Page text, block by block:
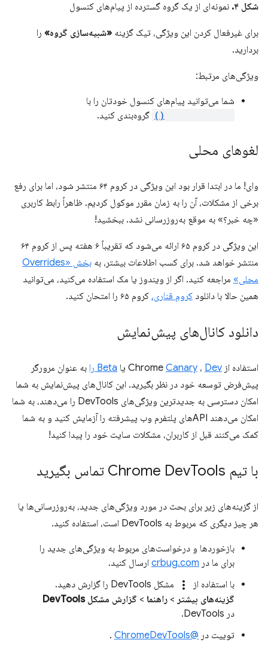
شکل ۴. نمونه‌ای از یک گروه گسترده از پیام‌های کنسول
برای غیرفعال کردن این ویژگی، تیک گزینه «شبیه‌سازی گروه» را
بردارید.
ویژگی‌های مرتبط:
شما می‌توانید پیام‌های کنسول خودتان را با
گروه‌بندی کنید.
لغوهای محلی
وای! ما در ابتدا قرار بود این ویژگی در کروم ۶۴ منتشر شود، اما برای رفع
برخی از مشکلات، آن را به زمان مقرر موکول کردیم. ظاهراً رابط کاربری
«چه خبر؟» به موقع به‌روزرسانی نشد. ببخشید!
این ویژگی در کروم ۶۵ ارائه می‌شود که تقریباً ۶ هفته پس از کروم ۶۴
منتشر خواهد شد. برای کسب اطلاعات بیشتر، به
بخش «Overrides
محلی» مراجعه کنید. اگر از ویندوز یا مک استفاده می‌کنید، می‌توانید
همین حالا با دانلود کروم قناری، کروم ۶۵ را امتحان کنید.
دانلود کانال‌های پیش‌نمایش
استفاده از Chrome Canary ، Dev یا Beta را
به عنوان مرورگر
پیش‌فرض توسعه خود در نظر بگیرید. این کانال‌های پیش‌نمایش به شما
امکان دسترسی به جدیدترین ویژگی‌های DevTools را می‌دهند، به شما
امکان می‌دهند APIهای پلتفرم وب پیشرفته را آزمایش کنید و به شما
کمک می‌کنند قبل از کاربران، مشکلات سایت خود را پیدا کنید!
با تیم Chrome Dev Tools تماس بگیرید
از گزینه‌های زیر برای بحث در مورد ویژگی‌های جدید، به‌روزرسانی‌ها یا
هر چیز دیگری که مربوط به DevTools است، استفاده کنید.
بازخوردها و درخواست‌های مربوط به ویژگی‌های جدید را
برای ما در crbug.com ارسال کنید.
با استفاده از
more_vert
مشکل DevTools را گزارش دهید.
گزینه‌های بیشتر > راهنما > گزارش مشکل DevTools
در DevTools.
توییت در @ChromeDevTools
.